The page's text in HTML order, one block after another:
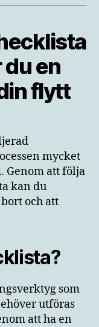
du en
flytt
mycket
Genom att följa
kan du
och att
som
utföras
att ha en